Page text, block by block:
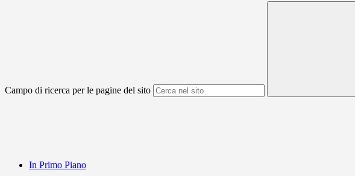
Campo di ricerca per le pagine del sito
In Primo Piano